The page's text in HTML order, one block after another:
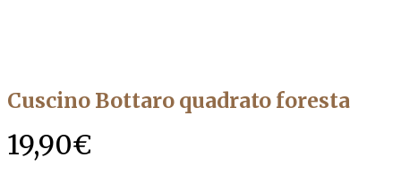
Cuscino Bottaro quadrato foresta
19,90€